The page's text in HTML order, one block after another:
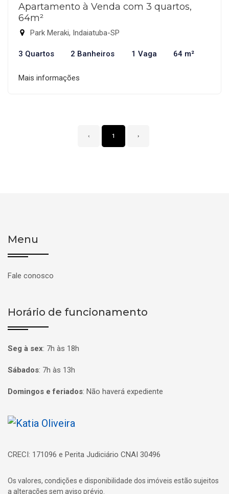
Apartamento à Venda com 3 quartos,
64m²
Park Meraki, Indaiatuba-SP
3 Quartos 2 Banheiros 1 Vaga 64 m²
Mais informações
‹ 1 ›
Menu
Fale conosco
Horário de funcionamento
Seg à sex: 7h às 18h
Sábados: 7h às 13h
Domingos e feriados: Não haverá expediente
Página inicial
CRECI: 171096 e Perita Judiciário CNAI 30496
Os valores, condições e disponibilidade dos imóveis estão sujeitos
a alterações sem aviso prévio.